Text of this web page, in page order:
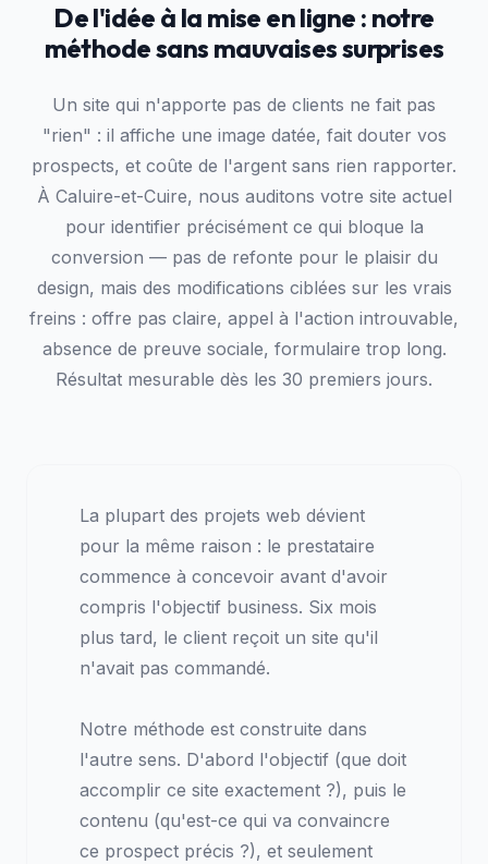
De l'idée à la mise en ligne : notre
méthode sans mauvaises surprises
Un site qui n'apporte pas de clients ne fait pas
"rien" : il affiche une image datée, fait douter vos
prospects, et coûte de l'argent sans rien rapporter.
À Caluire-et-Cuire, nous auditons votre site actuel
pour identifier précisément ce qui bloque la
conversion — pas de refonte pour le plaisir du
design, mais des modifications ciblées sur les vrais
freins : offre pas claire, appel à l'action introuvable,
absence de preuve sociale, formulaire trop long.
Résultat mesurable dès les 30 premiers jours.
La plupart des projets web dévient
pour la même raison : le prestataire
commence à concevoir avant d'avoir
compris l'objectif business. Six mois
plus tard, le client reçoit un site qu'il
n'avait pas commandé.
Notre méthode est construite dans
l'autre sens. D'abord l'objectif (que doit
accomplir ce site exactement ?), puis le
contenu (qu'est-ce qui va convaincre
ce prospect précis ?), et seulement